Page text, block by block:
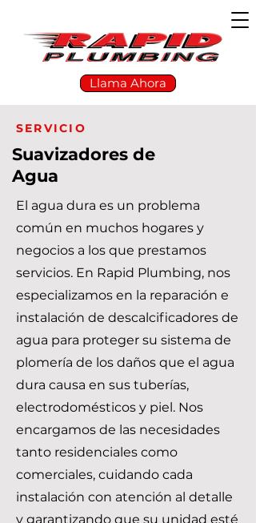
Llama Ahora
SERVICIO
Suavizadores de
Agua
El agua dura es un problema
común en muchos hogares y
negocios a los que prestamos
servicios. En Rapid Plumbing, nos
especializamos en la reparación e
instalación de descalcificadores de
agua para proteger su sistema de
plomería de los daños que el agua
dura causa en sus tuberías,
electrodomésticos y piel. Nos
encargamos de las necesidades
tanto residenciales como
comerciales, cuidando cada
instalación con atención al detalle
y garantizando que su unidad esté